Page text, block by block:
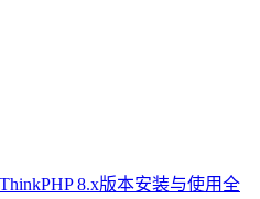
8.x版本安装与使用全